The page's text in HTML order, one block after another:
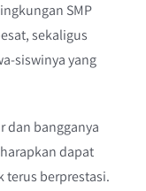
SMP
sekaligus
siswinya yang
dan bangganya
dapat
terus berprestasi.